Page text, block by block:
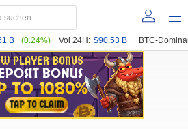
B (0.24%) Vol 24H: $90.53 B BTC-